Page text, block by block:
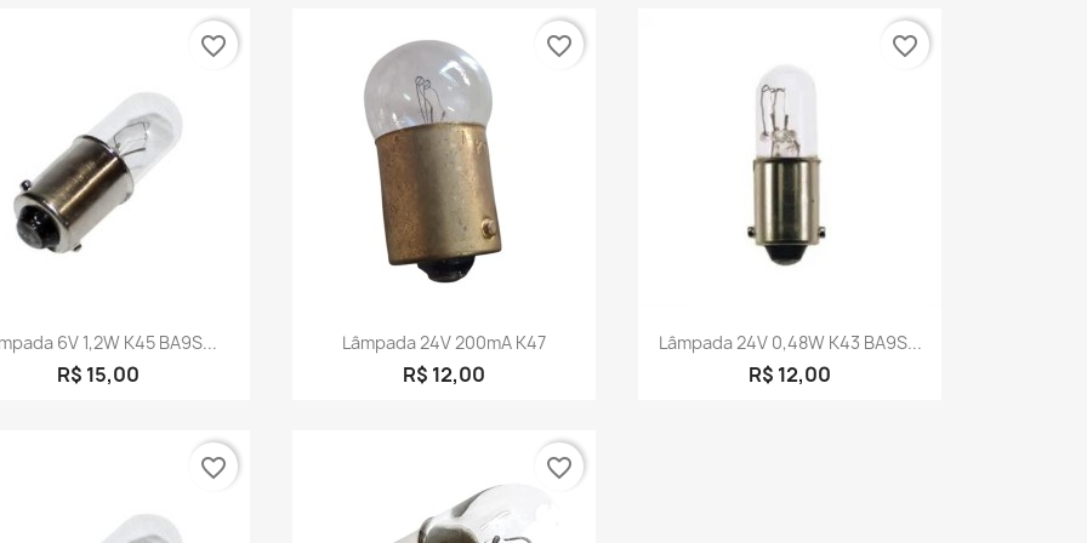
Visualização rápida
6V 1,2W K45 BA9S...
R$ 15,00
favorite_border
Visualização rápida
Lâmpada 24V 200mA K47
R$ 12,00
favorite_border
Visualização rápida
Lâmpada 24V 0,48W K43 BA9S...
R$ 12,00
favorite_border
favorite_border favorite_border